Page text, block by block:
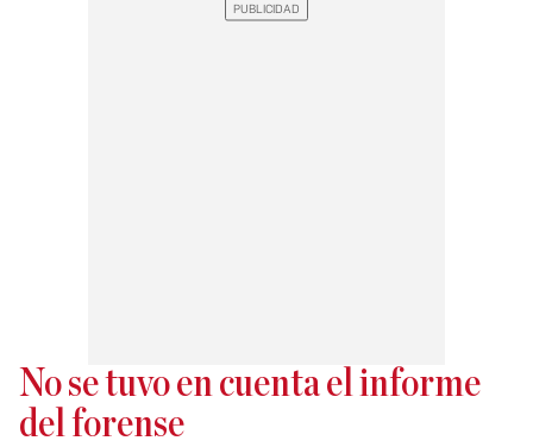
No se tuvo en cuenta el informe
del forense